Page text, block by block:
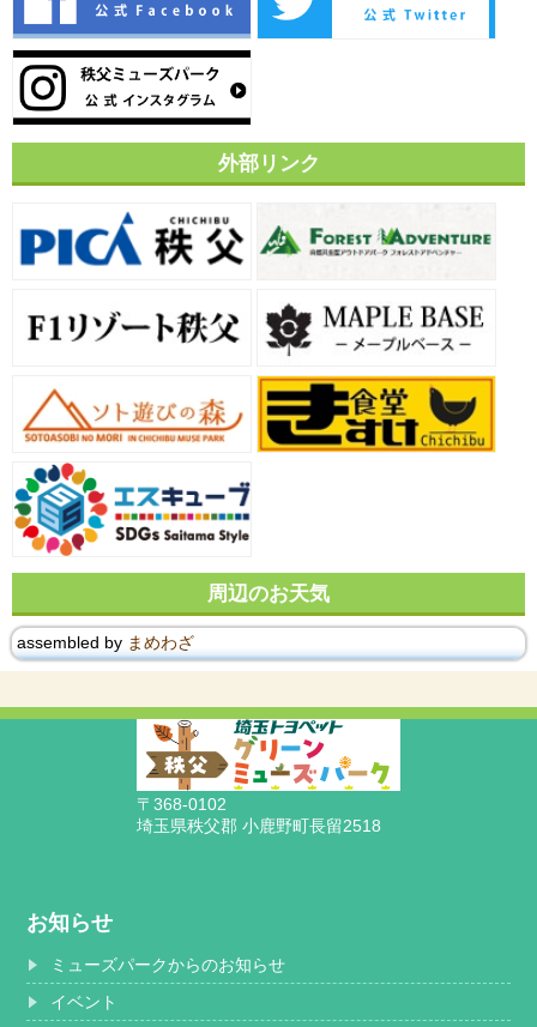
外部リンク
周辺のお天気
assembled by まめわざ
〒368-0102
埼玉県秩父郡 小鹿野町長留2518
お知らせ
ミューズパークからのお知らせ
イベント